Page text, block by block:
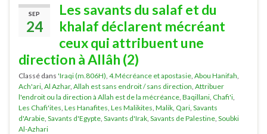
SEP
24
Les savants du salaf et du
khalaf déclarent mécréant
ceux qui attribuent une
direction à Allâh (2)
Classé dans 'Iraqi (m.806H) 4.Mécréance et apostasie Abou Hanifah
Ach'ari Al Azhar, Allah est sans endroit / sans direction Attribuer
l'endroit ou la direction à Allah est de la mécréance Baqillani Chafi'i
Les Chafi'ites Les Hanafites Les Malikites Malik Qari Savants
d'Arabie Savants d'Egypte Savants d'Irak Savants de Palestine Soubki
Al-Azhari